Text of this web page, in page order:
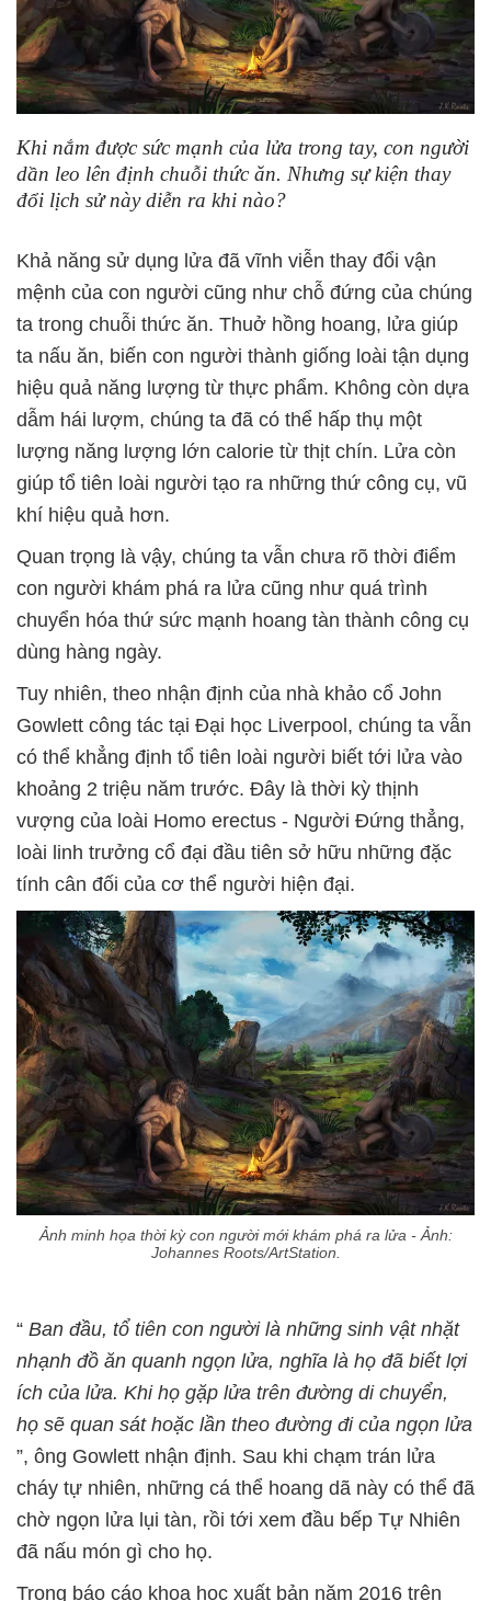
Khi nắm được sức mạnh của lửa trong tay, con người
dần leo lên định chuỗi thức ăn. Nhưng sự kiện thay
đổi lịch sử này diễn ra khi nào?
Khả năng sử dụng lửa đã vĩnh viễn thay đổi vận
mệnh của con người cũng như chỗ đứng của chúng
ta trong chuỗi thức ăn. Thuở hồng hoang, lửa giúp
ta nấu ăn, biến con người thành giống loài tận dụng
hiệu quả năng lượng từ thực phẩm. Không còn dựa
dẫm hái lượm, chúng ta đã có thể hấp thụ một
lượng năng lượng lớn calorie từ thịt chín. Lửa còn
giúp tổ tiên loài người tạo ra những thứ công cụ, vũ
khí hiệu quả hơn.
Quan trọng là vậy, chúng ta vẫn chưa rõ thời điểm
con người khám phá ra lửa cũng như quá trình
chuyển hóa thứ sức mạnh hoang tàn thành công cụ
dùng hàng ngày.
Tuy nhiên, theo nhận định của nhà khảo cổ John
Gowlett công tác tại Đại học Liverpool, chúng ta vẫn
có thể khẳng định tổ tiên loài người biết tới lửa vào
khoảng 2 triệu năm trước. Đây là thời kỳ thịnh
vượng của loài Homo erectus - Người Đứng thẳng,
loài linh trưởng cổ đại đầu tiên sở hữu những đặc
tính cân đối của cơ thể người hiện đại.
Ảnh minh họa thời kỳ con người mới khám phá ra lửa - Ảnh:
Johannes Roots/ArtStation.
“ Ban đầu, tổ tiên con người là những sinh vật nhặt
nhạnh đồ ăn quanh ngọn lửa, nghĩa là họ đã biết lợi
ích của lửa. Khi họ gặp lửa trên đường di chuyển,
họ sẽ quan sát hoặc lần theo đường đi của ngọn lửa
”, ông Gowlett nhận định. Sau khi chạm trán lửa
cháy tự nhiên, những cá thể hoang dã này có thể đã
chờ ngọn lửa lụi tàn, rồi tới xem đầu bếp Tự Nhiên
đã nấu món gì cho họ.
Trong báo cáo khoa học xuất bản năm 2016 trên